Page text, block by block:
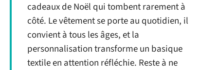
cadeaux de Noël qui tombent rarement à
côté. Le vêtement se porte au quotidien, il
convient à tous les âges, et la
personnalisation transforme un basique
textile en attention réfléchie. Reste à ne